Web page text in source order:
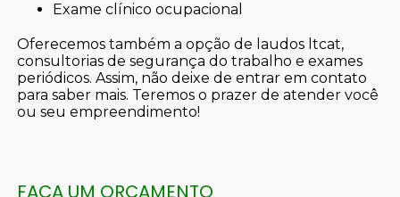
exame clínico ocupacional
Oferecemos também a opção de laudos ltcat,
consultorias de segurança do trabalho e exames
periódicos. Assim, não deixe de entrar em contato
para saber mais. Teremos o prazer de atender você
ou seu empreendimento!
FAÇA UM ORÇAMENTO